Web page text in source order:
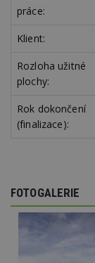
práce:
Klient:
Rozloha užitné
plochy:
Rok dokončení
(finalizace):
FOTOGALERIE